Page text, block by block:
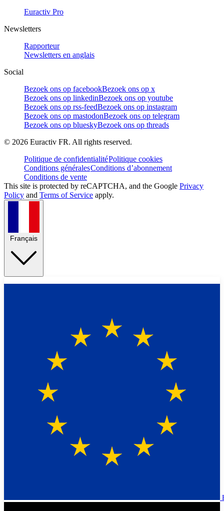
Euractiv Pro
Newsletters
Rapporteur
Newsletters en anglais
Social
Bezoek ons op facebookBezoek ons op x
Bezoek ons op linkedinBezoek ons op youtube
Bezoek ons op rss-feedBezoek ons op instagram
Bezoek ons op mastodonBezoek ons op telegram
Bezoek ons op blueskyBezoek ons op threads
© 2026 Euractiv FR. All rights reserved.
Politique de confidentialitéPolitique cookies
Conditions généralesConditions d’abonnement
Conditions de vente
This site is protected by reCAPTCHA, and the Google Privacy
Policy and Terms of Service apply.
Français